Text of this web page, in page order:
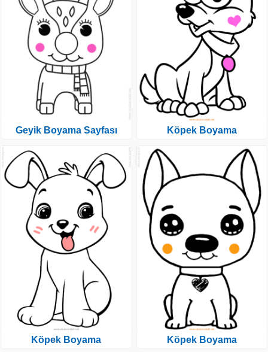
Geyik Boyama Sayfası
Köpek Boyama
Köpek Boyama
Köpek Boyama